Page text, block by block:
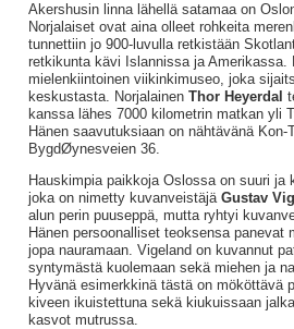
Akershusin linna lähellä satamaa on
Norjalaiset ovat aina olleet rohkeita
tunnettiin jo 900-luvulla retkistään
retkikunta kävi Islannissa ja Amerikassa.
mielenkiintoinen viikinkimuseo, joka
keskustasta. Norjalainen Thor Heyerdal
kanssa lähes 7000 kilometrin matkan yli
Hänen saavutuksiaan on nähtävänä
BygdØynesveien 36.
Hauskimpia paikkoja Oslossa on suuri ja
joka on nimetty kuvanveistäjäGustav
alun perin puuseppä, mutta ryhtyi
Hänen persoonalliset teoksensa panevat
jopa nauramaan. Vigeland on kuvannut
syntymästä kuolemaan sekä miehen ja
Hyvänä esimerkkinä tästä on mököttävä
kiveen ikuistettuna sekä kiukuissaan
kasvot mutrussa.